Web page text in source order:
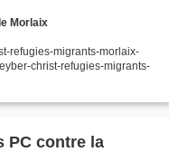
Morlaix
refugies-migrants-morlaix-
christ-refugies-migrants-
PC contre la